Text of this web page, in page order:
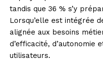
tandis que 36 % s’y
Lorsqu’elle est intégrée
alignée aux besoins
d’efficacité, d’autonomie
utilisateurs.